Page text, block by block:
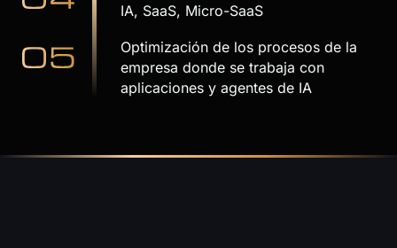
IA, SaaS, Micro-SaaS
Optimización de los procesos de la
empresa donde se trabaja con
aplicaciones y agentes de IA